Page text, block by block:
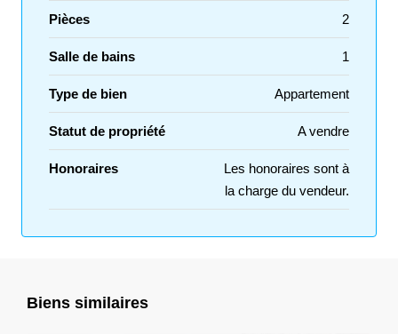
Pièces 2
Salle de bains 1
Type de bien Appartement
Statut de propriété A vendre
Honoraires
Les honoraires sont à
la charge du vendeur.
Biens similaires